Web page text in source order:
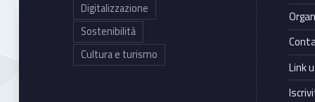
Digitalizzazione
Sostenibilità
Cultura e turismo
Link